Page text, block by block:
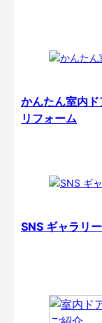
かんたん室内ド
リフォーム
SNS ギャラリー